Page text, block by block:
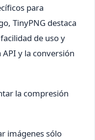
para
TinyPNG destaca
de uso y
y la conversión
la compresión
imágenes sólo